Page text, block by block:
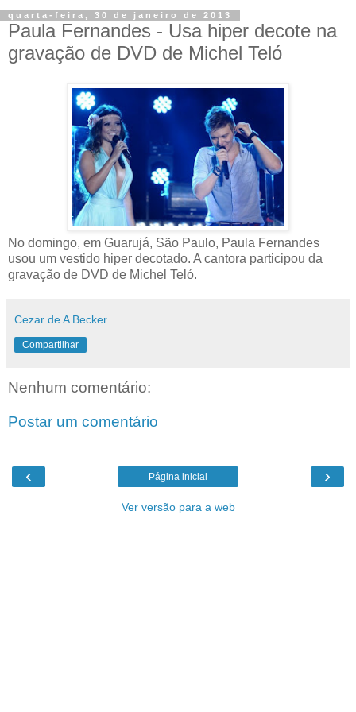
quarta-feira, 30 de janeiro de 2013
Paula Fernandes - Usa hiper decote na
gravação de DVD de Michel Teló
No domingo, em Guarujá, São Paulo, Paula Fernandes
usou um vestido hiper decotado. A cantora participou da
gravação de DVD de Michel Teló.
Cezar de A Becker
Compartilhar
Nenhum comentário:
Postar um comentário
‹ ›
Página inicial
Ver versão para a web